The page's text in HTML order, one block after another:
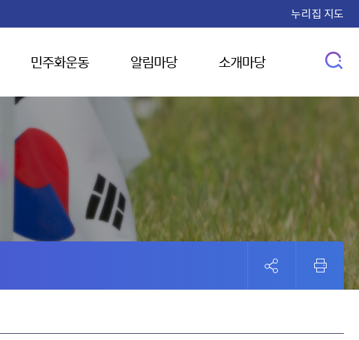
누리집 지도
민주화운동 알림마당 소개마당